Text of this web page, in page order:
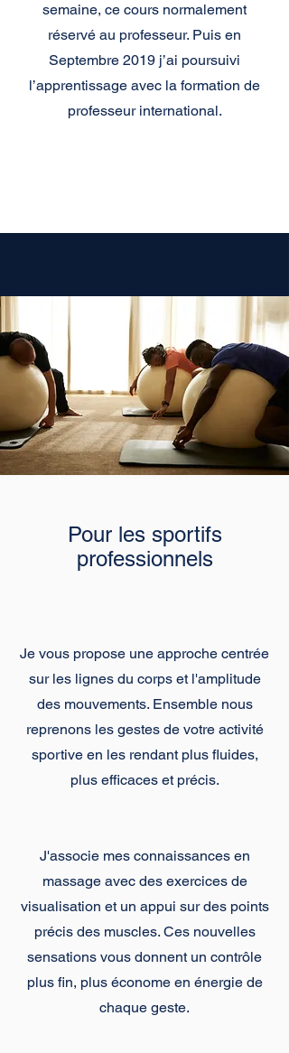
semaine, ce cours normalement
réservé au professeur. Puis en
Septembre 2019 j’ai poursuivi
l’apprentissage avec la formation de
professeur international.
Pour les sportifs
professionnels
Je vous propose une approche centrée
sur les lignes du corps et l'amplitude
des mouvements. Ensemble nous
reprenons les gestes de votre activité
sportive en les rendant plus fluides,
plus efficaces et précis.
J'associe mes connaissances en
massage avec des exercices de
visualisation et un appui sur des points
précis des muscles. Ces nouvelles
sensations vous donnent un contrôle
plus fin, plus économe en énergie de
chaque geste.